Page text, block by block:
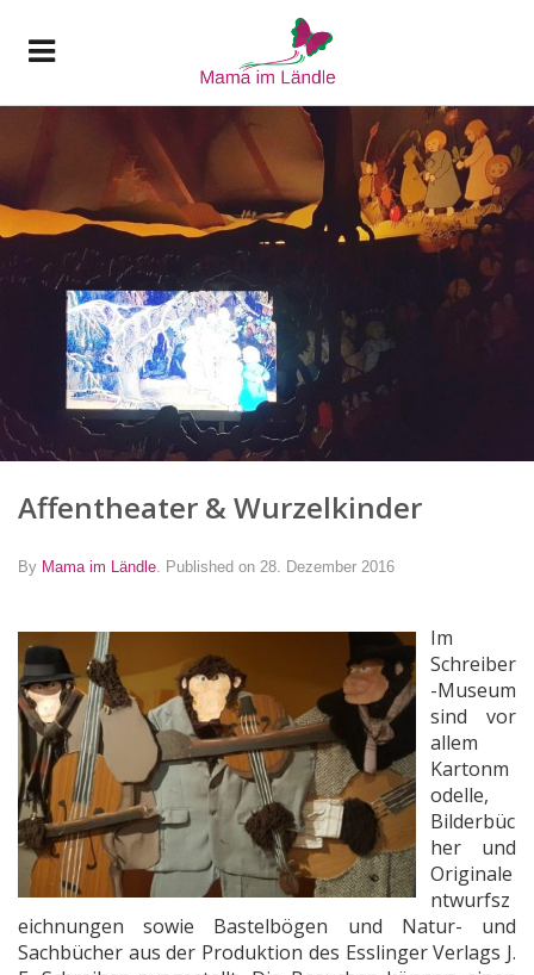
Affentheater & Wurzelkinder
By Mama im Ländle. Published on 28. Dezember 2016
Im
Schreiber
-Museum
sind vor
allem
Kartonm
odelle,
Bilderbüc
her und
Originale
ntwurfsz
eichnungen sowie Bastelbögen und Natur- und
Sachbücher aus der Produktion des Esslinger Verlags J.